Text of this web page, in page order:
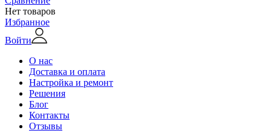
Нет товаров
Избранное
Войти
О нас
Доставка и оплата
Настройка и ремонт
Решения
Блог
Контакты
Отзывы